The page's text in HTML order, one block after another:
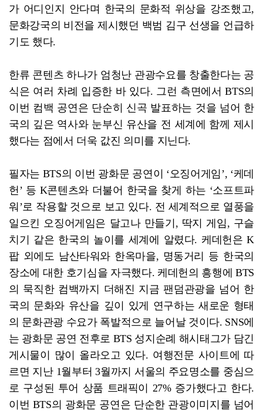
가 어디인지 안다며 한국의 문화적 위상을 강조했고,
문화강국의 비전을 제시했던 백범 김구 선생을 언급하
기도 했다.
한류 콘텐츠 하나가 엄청난 관광수요를 창출한다는 공
식은 여러 차례 입증한 바 있다. 그런 측면에서 BTS의
이번 컴백 공연은 단순히 신곡 발표하는 것을 넘어 한
국의 깊은 역사와 눈부신 유산을 전 세계에 함께 제시
했다는 점에서 더욱 값진 의미를 지닌다.
필자는 BTS의 이번 광화문 공연이 ‘오징어게임’, ‘케데
헌’ 등 K콘텐츠와 더불어 한국을 찾게 하는 ‘소프트파
워’로 작용할 것으로 보고 있다. 전 세계적으로 열풍을
일으킨 오징어게임은 달고나 만들기, 딱지 게임, 구슬
치기 같은 한국의 놀이를 세계에 알렸다. 케데헌은 K
팝 외에도 남산타워와 한옥마을, 명동거리 등 한국의
장소에 대한 호기심을 자극했다. 케데헌의 흥행에 BTS
의 묵직한 컴백까지 더해진 지금 팬덤관광을 넘어 한
국의 문화와 유산을 깊이 있게 연구하는 새로운 형태
의 문화관광 수요가 폭발적으로 늘어날 것이다. SNS에
는 광화문 공연 전후로 BTS 성지순례 해시태그가 담긴
게시물이 많이 올라오고 있다. 여행전문 사이트에 따
르면 지난 1월부터 3월까지 서울의 주요명소를 중심으
로 구성된 투어 상품 트래픽이 27% 증가했다고 한다.
이번 BTS의 광화문 공연은 단순한 관광이미지를 넘어